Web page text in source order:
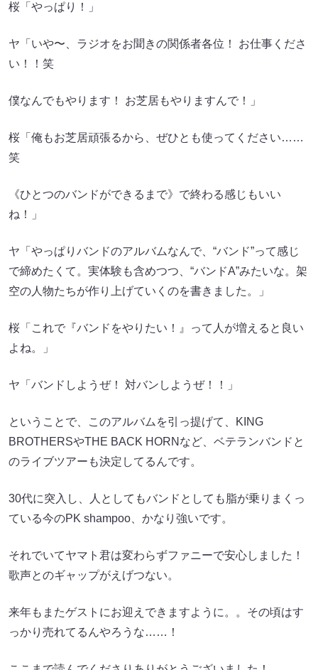
桜「やっぱり！」
ヤ「いや〜、ラジオをお聞きの関係者各位！ お仕事くださ
い！！笑
僕なんでもやります！ お芝居もやりますんで！」
桜「俺もお芝居頑張るから、ぜひとも使ってください……
笑
《ひとつのバンドができるまで》で終わる感じもいい
ね！」
ヤ「やっぱりバンドのアルバムなんで、“バンド”って感じ
で締めたくて。実体験も含めつつ、“バンドA”みたいな。架
空の人物たちが作り上げていくのを書きました。」
桜「これで『バンドをやりたい！』って人が増えると良い
よね。」
ヤ「バンドしようぜ！ 対バンしようぜ！！」
ということで、このアルバムを引っ提げて、KING
BROTHERSやTHE BACK HORNなど、ベテランバンドと
のライブツアーも決定してるんです。
30代に突入し、人としてもバンドとしても脂が乗りまくっ
ている今のPK shampoo、かなり強いです。
それでいてヤマト君は変わらずファニーで安心しました！
歌声とのギャップがえげつない。
来年もまたゲストにお迎えできますように。。その頃はす
っかり売れてるんやろうな……！